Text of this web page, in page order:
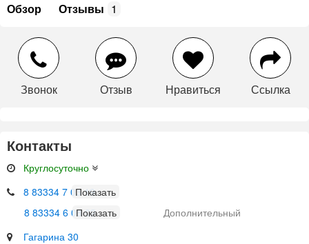
Обзор Отзывы 1
Звонок Отзыв Нравиться Ссылка
Контакты
Круглосуточно
8 83334 7 03 19
8 83334 6 08 02
Дополнительный
Гагарина 30